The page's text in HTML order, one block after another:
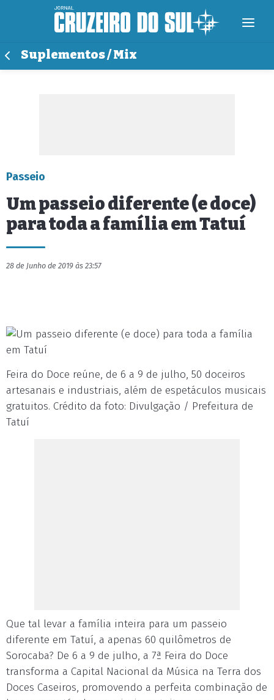
Suplementos / Mix
Passeio
Um passeio diferente (e doce)
para toda a família em Tatuí
28 de Junho de 2019 às 23:57
Feira do Doce reúne, de 6 a 9 de julho, 50 doceiros
artesanais e industriais, além de espetáculos musicais
gratuitos. Crédito da foto: Divulgação / Prefeitura de
Tatuí
Que tal levar a família inteira para um passeio
diferente em Tatuí, a apenas 60 quilômetros de
Sorocaba? De 6 a 9 de julho, a 7ª Feira do Doce
transforma a Capital Nacional da Música na Terra dos
Doces Caseiros, promovendo a perfeita combinação de